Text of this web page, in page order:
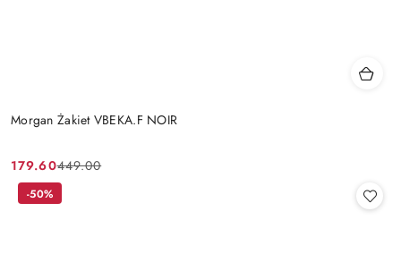
Morgan Żakiet VBEKA.F NOIR
Cena
promocyjna:
179.60
Cena
przed
449.00
-50%